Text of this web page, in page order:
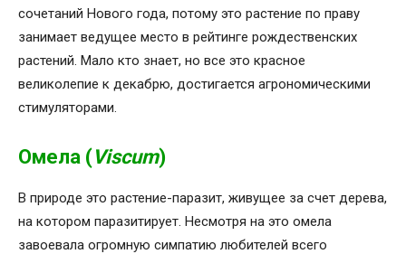
сочетаний Нового года, потому это растение по праву
занимает ведущее место в рейтинге рождественских
растений. Мало кто знает, но все это красное
великолепие к декабрю, достигается агрономическими
стимуляторами.
Омела (Viscum)
В природе это растение-паразит, живущее за счет дерева,
на котором паразитирует. Несмотря на это омела
завоевала огромную симпатию любителей всего